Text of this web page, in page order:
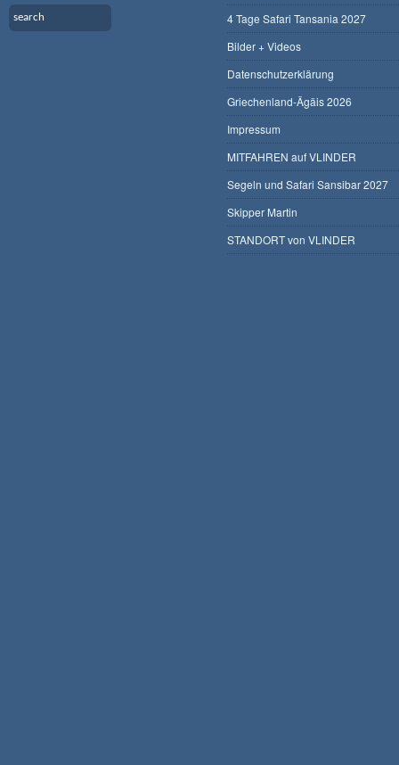
4 Tage Safari Tansania 2027
Bilder + Videos
Datenschutzerklärung
Griechenland-Ägäis 2026
Impressum
MITFAHREN auf VLINDER
Segeln und Safari Sansibar 2027
Skipper Martin
STANDORT von VLINDER